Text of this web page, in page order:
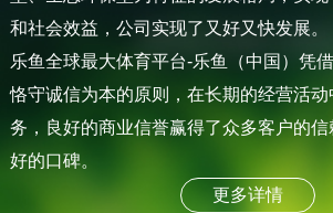
和社会效益，公司实现了又好又快发展。
乐鱼全球最大体育平台-乐鱼（中国）凭
恪守诚信为本的原则，在长期的经营活
务，良好的商业信誉赢得了众多客户的
好的口碑。
更多详情